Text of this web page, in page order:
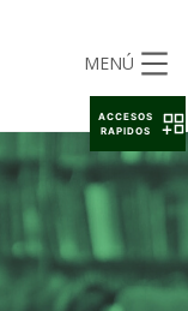
MENÚ
ACCESOS
RAPIDOS